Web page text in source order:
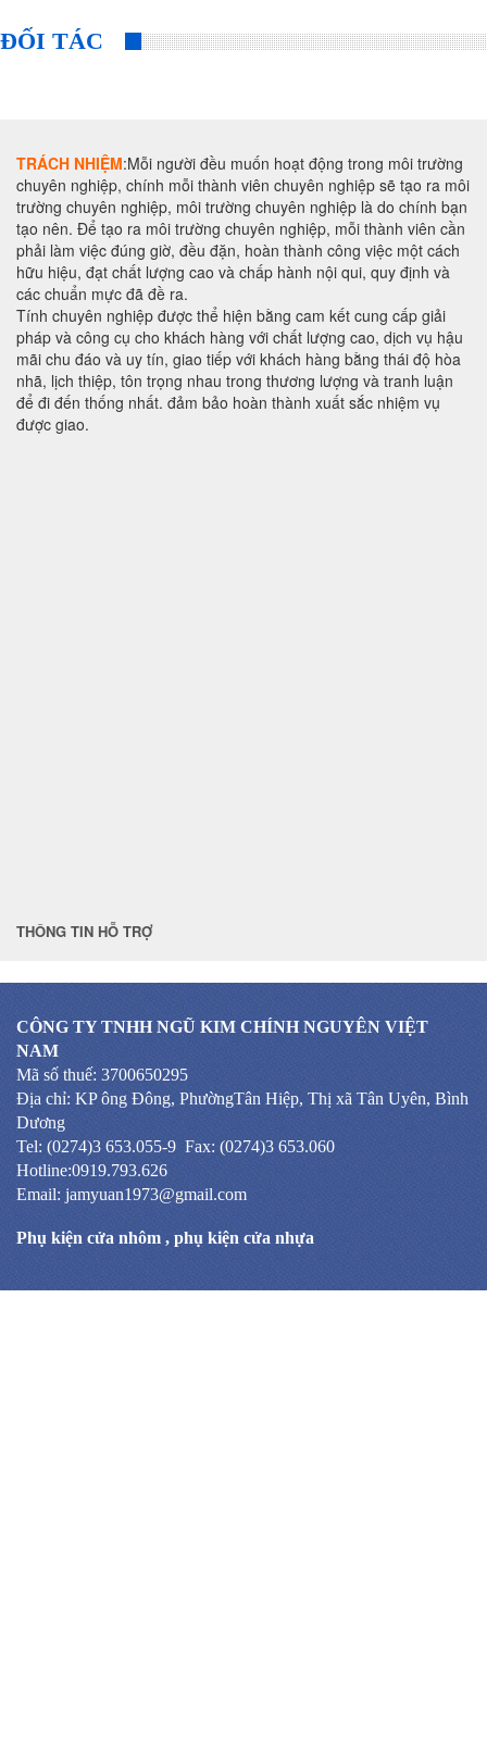
ĐỐI TÁC
TRÁCH NHIỆM:Mỗi người đều muốn hoạt động trong môi trường
chuyên nghiệp, chính mỗi thành viên chuyên nghiệp sẽ tạo ra môi
trường chuyên nghiệp, môi trường chuyên nghiệp là do chính bạn
tạo nên. Để tạo ra môi trường chuyên nghiệp, mỗi thành viên cần
phải làm việc đúng giờ, đều đặn, hoàn thành công việc một cách
hữu hiệu, đạt chất lượng cao và chấp hành nội qui, quy định và
các chuẩn mực đã đề ra.
Tính chuyên nghiệp được thể hiện bằng cam kết cung cấp giải
pháp và công cụ cho khách hàng với chất lượng cao, dịch vụ hậu
mãi chu đáo và uy tín, giao tiếp với khách hàng bằng thái độ hòa
nhã, lịch thiệp, tôn trọng nhau trong thương lượng và tranh luận
để đi đến thống nhất. đảm bảo hoàn thành xuất sắc nhiệm vụ
được giao.
THÔNG TIN HỖ TRỢ
CÔNG TY TNHH NGŨ KIM CHÍNH NGUYÊN VIỆT
NAM
Mã số thuế: 3700650295
Địa chỉ: KP ông Đông, PhườngTân Hiệp, Thị xã Tân Uyên, Bình
Dương
Tel: (0274)3 653.055-9 Fax: (0274)3 653.060
Hotline:0919.793.626
Email: jamyuan1973@gmail.com
Phụ kiện cửa nhôm , phụ kiện cửa nhựa